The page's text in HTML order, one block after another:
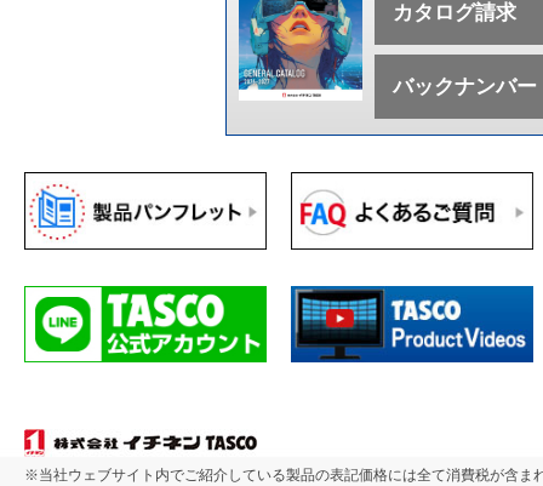
カタログ請求
バックナンバー
※当社ウェブサイト内でご紹介している製品の表記価格には全て消費税が含ま